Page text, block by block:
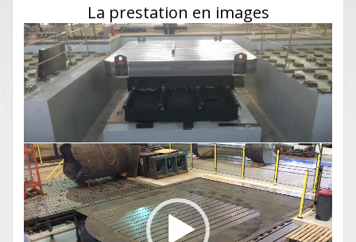
La prestation en images
Lecteur
vidéo